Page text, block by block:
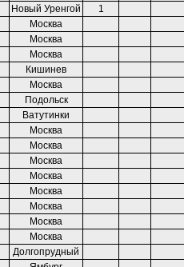
Новый Уренгой 1
Москва
Москва
Москва
Кишинев
Москва
Подольск
Ватутинки
Москва
Москва
Москва
Москва
Москва
Москва
Москва
Москва
Долгопрудный